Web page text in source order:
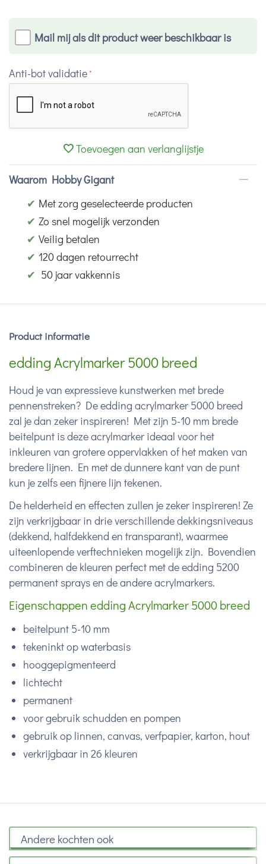
Mail mij als dit product weer beschikbaar is
Anti-bot validatie
Toevoegen aan verlanglijstje
Waarom Hobby Gigant
✔ Met zorg geselecteerde producten
✔ Zo snel mogelijk verzonden
✔ Veilig betalen
✔ 120 dagen retourrecht
✔ 50 jaar vakkennis
Product informatie
edding Acrylmarker 5000 breed
Houd je van expressieve kunstwerken met brede
pennenstreken? De edding acrylmarker 5000 breed
zal je dan zeker inspireren! Met zijn 5-10 mm brede
beitelpunt is deze acrylmarker ideaal voor het
inkleuren van grotere oppervlakken of het maken van
bredere lijnen. En met de dunnere kant van de punt
kun je zelfs een fijnere lijn tekenen.
De helderheid en effecten zullen je zeker inspireren! Ze
zijn verkrijgbaar in drie verschillende dekkingsniveaus
(dekkend, halfdekkend en transparant), waarmee
uiteenlopende verftechnieken mogelijk zijn. Bovendien
combineren de kleuren perfect met de edding 5200
permanent sprays en de andere acrylmarkers.
Eigenschappen edding Acrylmarker 5000 breed
beitelpunt 5-10 mm
tekeninkt op waterbasis
hooggepigmenteerd
lichtecht
permanent
voor gebruik schudden en pompen
gebruik op linnen, canvas, verfpapier, karton, hout
verkrijgbaar in 26 kleuren
Andere kochten ook